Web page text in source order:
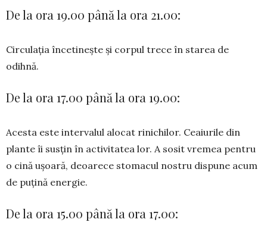
De la ora 19.00 până la ora 21.00:
Circulația încetinește și corpul trece în starea de
odihnă.
De la ora 17.00 până la ora 19.00:
Acesta este intervalul alocat rinichilor. Ceaiurile din
plante îi susțin în activitatea lor. A sosit vremea pentru
o cină ușoară, deoarece stomacul nostru dispune acum
de puțină energie.
De la ora 15.00 până la ora 17.00: